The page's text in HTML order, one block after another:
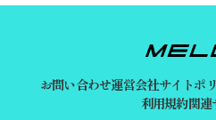
お問い合わせ運営会社サイトポ
利用規約関連